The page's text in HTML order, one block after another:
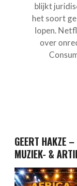
blijkt
het soort
lopen.
over
GEERT HAKZE
MUZIEK- &